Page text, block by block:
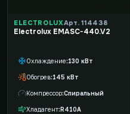
ELECTROLUXАрт. 114438
Electrolux EMASC-440.V2
Охлаждение 130 кВт
Обогрев 145 кВт
Компрессор Спиральный
Хладагент R410A